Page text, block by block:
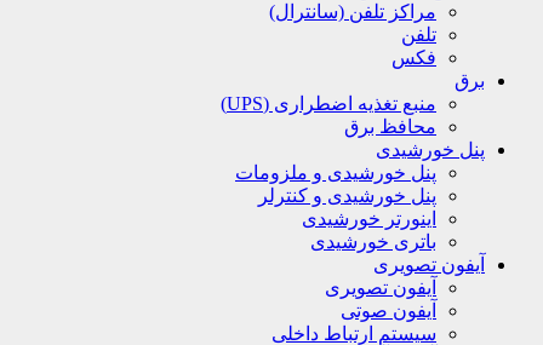
مراکز تلفن (سانترال)
تلفن
فکس
برق
منبع تغذیه اضطراری (UPS)
محافظ برق
پنل خورشیدی
پنل خورشیدی و ملزومات
پنل خورشیدی و کنترلر
اینورتر خورشیدی
باتری خورشیدی
آیفون تصویری
آیفون تصویری
آیفون صوتی
سیستم ارتباط داخلی